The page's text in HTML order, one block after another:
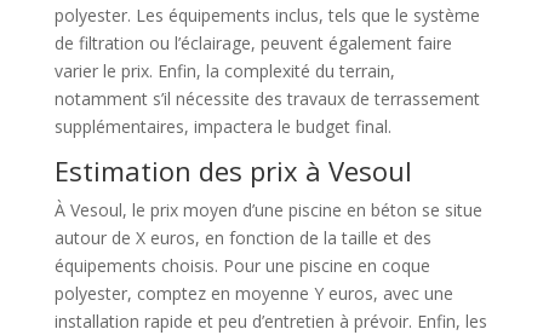
polyester. Les équipements inclus, tels que le système
de filtration ou l’éclairage, peuvent également faire
varier le prix. Enfin, la complexité du terrain,
notamment s’il nécessite des travaux de terrassement
supplémentaires, impactera le budget final.
Estimation des prix à Vesoul
À Vesoul, le prix moyen d’une piscine en béton se situe
autour de X euros, en fonction de la taille et des
équipements choisis. Pour une piscine en coque
polyester, comptez en moyenne Y euros, avec une
installation rapide et peu d’entretien à prévoir. Enfin, les